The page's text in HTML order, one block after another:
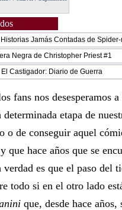
Jamás Contadas de Spider-
Negra de Christopher Priest #1
Castigador: Diario de Guerra
fans nos desesperamos
etapa de
o de conseguir aquel
que hace años que se
verdad es que el paso del
todo si en el otro lado
que, desde hace años,